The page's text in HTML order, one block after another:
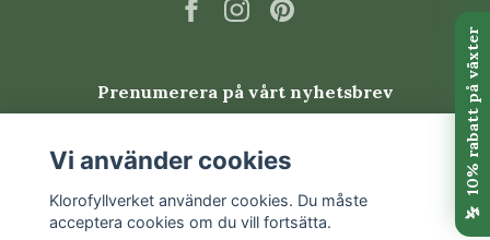
bladlöss eller ullöss. Kontrollera bladens undersidor
Aglaonema 'Chartreuse
Pretty'
Prenumerera på vårt nyhetsbrev
Vi använder cookies
Klorofyllverket använder cookies. Du måste
acceptera cookies om du vill fortsätta.